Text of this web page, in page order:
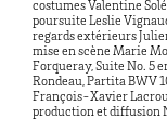
costumes Valentine
poursuite Leslie
regards extérieurs
mise en scène Marie
Forqueray, Suite No. 5
Rondeau, Partita BWV
François-Xavier
production et diffusion